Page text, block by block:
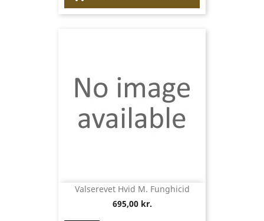
Valserevet Hvid M. Funghicid
695,00 kr.